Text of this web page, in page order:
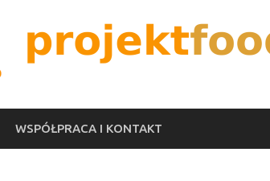
WSPÓŁPRACA I KONTAKT